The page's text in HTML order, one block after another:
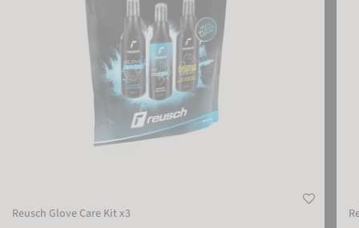
Reusch Glove Care Kit x3